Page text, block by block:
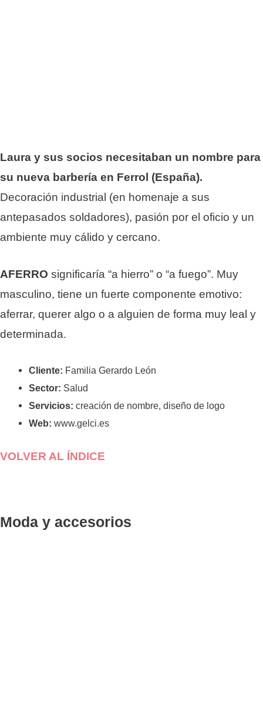
Laura y sus socios necesitaban un nombre para
su nueva barbería en Ferrol (España).
Decoración industrial (en homenaje a sus
antepasados soldadores), pasión por el oficio y un
ambiente muy cálido y cercano.
AFERRO significaría “a hierro” o “a fuego”. Muy
masculino, tiene un fuerte componente emotivo:
aferrar, querer algo o a alguien de forma muy leal y
determinada.
Cliente: Familia Gerardo León
Sector: Salud
Servicios: creación de nombre, diseño de logo
Web: www.gelci.es
VOLVER AL ÍNDICE
Moda y accesorios